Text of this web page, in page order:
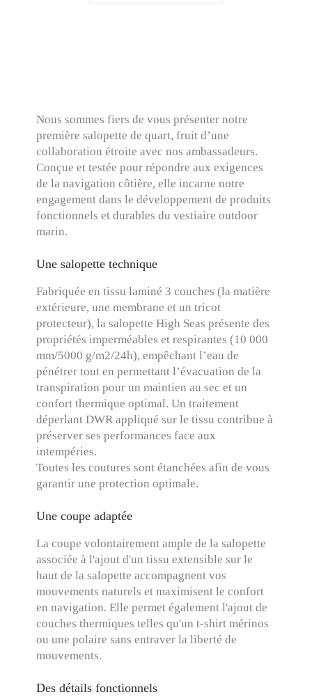
Nous sommes fiers de vous présenter notre
première salopette de quart, fruit d’une
collaboration étroite avec nos ambassadeurs.
Conçue et testée pour répondre aux exigences
de la navigation côtière, elle incarne notre
engagement dans le développement de produits
fonctionnels et durables du vestiaire outdoor
marin.
Une salopette technique
Fabriquée en tissu laminé 3 couches (la matière
extérieure, une membrane et un tricot
protecteur), la salopette High Seas présente des
propriétés imperméables et respirantes (10 000
mm/5000 g/m2/24h), empêchant l’eau de
pénétrer tout en permettant l’évacuation de la
transpiration pour un maintien au sec et un
confort thermique optimal. Un traitement
déperlant DWR appliqué sur le tissu contribue à
préserver ses performances face aux
intempéries.
Toutes les coutures sont étanchées afin de vous
garantir une protection optimale.
Une coupe adaptée
La coupe volontairement ample de la salopette
associée à l'ajout d'un tissu extensible sur le
haut de la salopette accompagnent vos
mouvements naturels et maximisent le confort
en navigation. Elle permet également l'ajout de
couches thermiques telles qu'un t-shirt mérinos
ou une polaire sans entraver la liberté de
mouvements.
Des détails fonctionnels